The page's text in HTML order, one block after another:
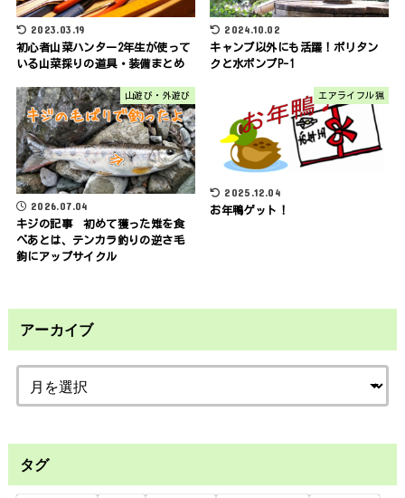
2023.03.19
初心者山菜ハンター2年生が使って
いる山菜採りの道具・装備まとめ
2024.10.02
キャンプ以外にも活躍！ポリタン
クと水ポンプP-1
山遊び・外遊び
2026.07.04
キジの記事 初めて獲った雉を食
べあとは、テンカラ釣りの逆さ毛
鉤にアップサイクル
エアライフル猟
2025.12.04
お年鴨ゲット！
アーカイブ
タグ